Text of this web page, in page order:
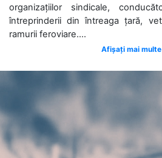
organizațiilor sindicale,
întreprinderii din întreaga țară,
ramurii feroviare....
Afișați mai